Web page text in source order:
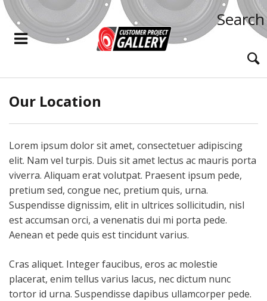
Search
Our Location
Lorem ipsum dolor sit amet, consectetuer adipiscing
elit. Nam vel turpis. Duis sit amet lectus ac mauris porta
viverra. Aliquam erat volutpat. Praesent ipsum pede,
pretium sed, congue nec, pretium quis, urna.
Suspendisse dignissim, elit in ultrices sollicitudin, nisl
est accumsan orci, a venenatis dui mi porta pede.
Aenean et pede quis est tincidunt varius.
Cras aliquet. Integer faucibus, eros ac molestie
placerat, enim tellus varius lacus, nec dictum nunc
tortor id urna. Suspendisse dapibus ullamcorper pede.